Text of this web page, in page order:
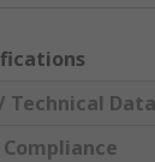
Technical